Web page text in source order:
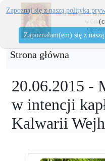
Strona główna
20.06.2015 -
w intencji
Kalwarii
Zapoznaj się z naszą polityka
Zapoznałam(em) się z